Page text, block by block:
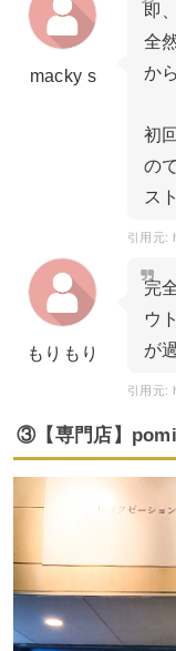
macky s
即
全
か
初
の
ス
もりもり
完
ウ
が
③【専門店】